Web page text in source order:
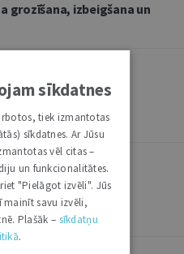
grozīšana, izbeigšana un
tiesības un
īrnieku lietot
sīkdatnes
tiek izmantotas
sīkdatnes. Ar Jūsu
vēl citas –
un funkcionalitātes.
"Pielāgot izvēli". Jūs
mainīt savu izvēli,
Plašāk – sīkdatņu
.